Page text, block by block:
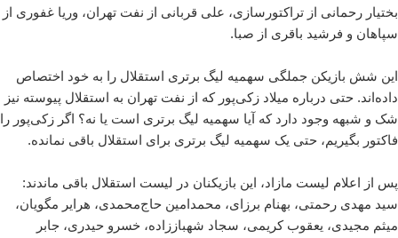
بختیار رحمانی از تراکتورسازی، علی قربانی از نفت تهران، وریا غفوری از
سپاهان و فرشید باقری از صبا.
این شش بازیکن جملگی سهمیه لیگ برتری استقلال را به خود اختصاص
داده‌اند. حتی درباره میلاد زکی‌پور که از نفت تهران به استقلال پیوسته نیز
شک و شبهه وجود دارد که آیا سهمیه لیگ برتری است یا نه؟ اگر زکی‌پور را
فاکتور بگیریم، حتی یک سهمیه لیگ برتری برای استقلال باقی نمانده.
پس از اعلام لیست مازاد، این بازیکنان در لیست استقلال باقی ماندند:
سید مهدی رحمتی، بهنام برزای، محمدامین حاج‌محمدی، هرایر مگویان،
میثم مجیدی، یعقوب کریمی، سجاد شهباززاده، خسرو حیدری، جابر